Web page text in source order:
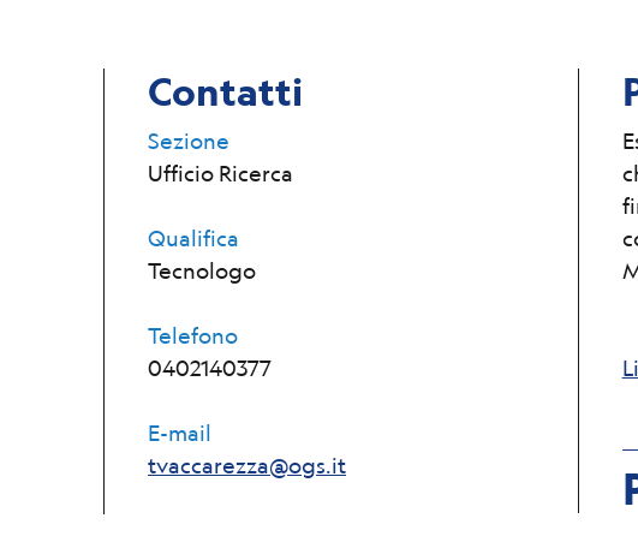
Contatti
Sezione
Ufficio Ricerca
Qualifica
Tecnologo
Telefono
0402140377
E-mail
tvaccarezza@ogs.it